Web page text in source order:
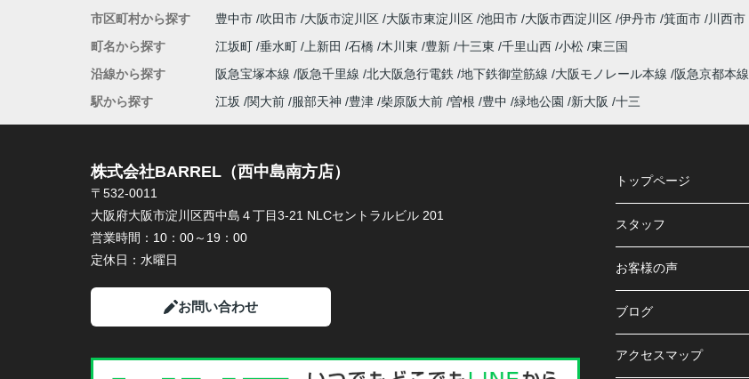
市区町村から探す 豊中市 吹田市 大阪市淀川区 大阪市東淀川区 池田市 大阪市西淀川区 伊丹市 箕面市 川西市
町名から探す
江坂町 垂水町 上新田 石橋 木川東 豊新 十三東 千里山西 小松 東三国
沿線から探す
阪急宝塚本線 阪急千里線 北大阪急行電鉄 地下鉄御堂筋線 大阪モノレール本線 阪急京都本線
駅から探す
江坂 関大前 服部天神 豊津 柴原阪大前 曽根 豊中 緑地公園 新大阪 十三
株式会社BARREL（西中島南方店）
〒532-0011
大阪府大阪市淀川区西中島４丁目3-21 NLCセントラルビル 201
営業時間： 10：00～19：00
定休日： 水曜日
お問い合わせ
トップページ
スタッフ
お客様の声
ブログ
アクセスマップ